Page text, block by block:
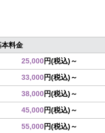
料金
25,000円(税込)～
33,000円(税込)～
38,000円(税込)～
45,000円(税込)～
55,000円(税込)～